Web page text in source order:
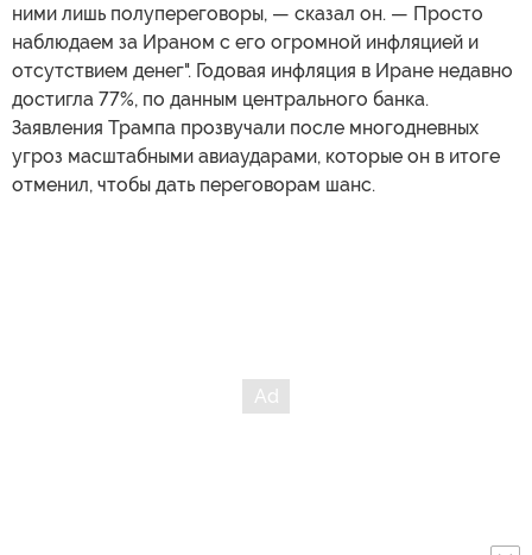
ними лишь полупереговоры, — сказал он. — Просто
наблюдаем за Ираном с его огромной инфляцией и
отсутствием денег". Годовая инфляция в Иране недавно
достигла 77%, по данным центрального банка.
Заявления Трампа прозвучали после многодневных
угроз масштабными авиаударами, которые он в итоге
отменил, чтобы дать переговорам шанс.